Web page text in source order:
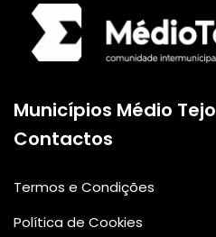
Municípios Médio Tejo
Contactos
Termos e Condições
Política de Cookies